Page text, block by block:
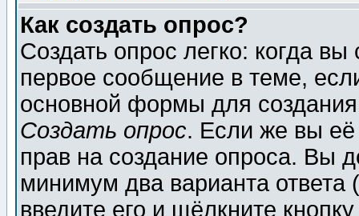
Как создать опрос?
Создать опрос легко: когда
первое сообщение в теме,
основной формы для
Создать опрос. Если же вы её
прав на создание опроса. Вы
минимум два варианта ответа
введите его и щёлкните